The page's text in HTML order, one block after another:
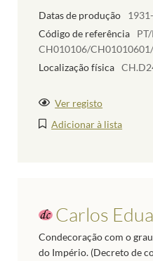
Datas de produção
Código de referência
CH010106/
Localização física
Ver registo
Adicionar à lista
Carlos
Condecoração com o
do Império. (Decreto de